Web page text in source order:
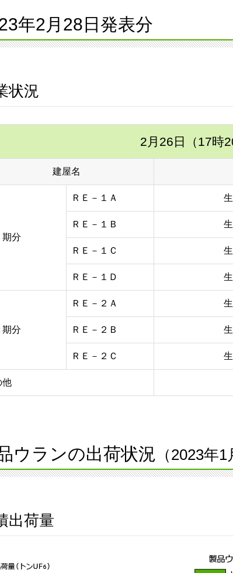
年2月28日発表分
状況
2月26日（17時
建屋名
期分
ＲＥ－１Ａ
ＲＥ－１Ｂ
ＲＥ－１Ｃ
ＲＥ－１Ｄ
期分
ＲＥ－２Ａ
ＲＥ－２Ｂ
ＲＥ－２Ｃ
他
ウランの出荷状況 （2023年1
出荷量